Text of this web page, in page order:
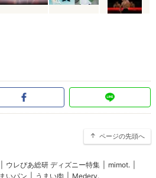
ページの先頭へ
ウレぴあ総研 ディズニー特集 mimot.
いパン うまい肉 Medery.